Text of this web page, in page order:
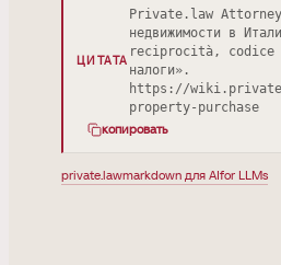
ЦИТАТА
Private.law
недвижимости в
reciprocità,
налоги».
https://
property-purchase
копировать
private.lawmarkdown для AIfor LLMs